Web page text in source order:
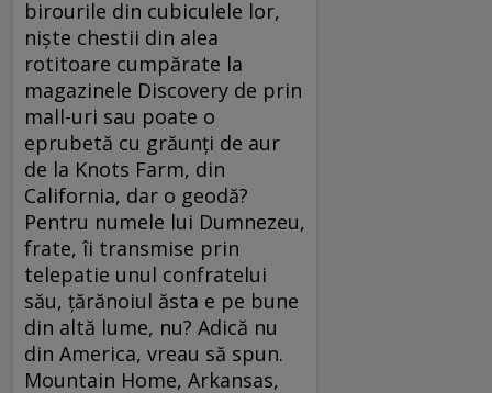
birourile din cubiculele lor,
nişte chestii din alea
rotitoare cumpărate la
magazinele Discovery de prin
mall-uri sau poate o
eprubetă cu grăunţi de aur
de la Knots Farm, din
California, dar o geodă?
Pentru numele lui Dumnezeu,
frate, îi transmise prin
telepatie unul confratelui
său, ţărănoiul ăsta e pe bune
din altă lume, nu? Adică nu
din America, vreau să spun.
Mountain Home, Arkansas,